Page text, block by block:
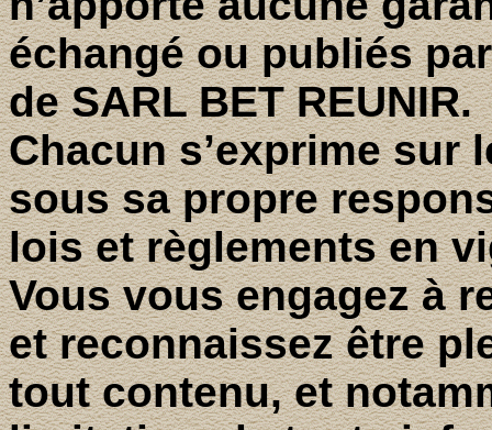
échangé ou publiés
de SARL BET REUNIR.
Chacun s’exprime sur
sous sa propre
lois et règlements en
Vous vous engagez à
et reconnaissez être
tout contenu, et